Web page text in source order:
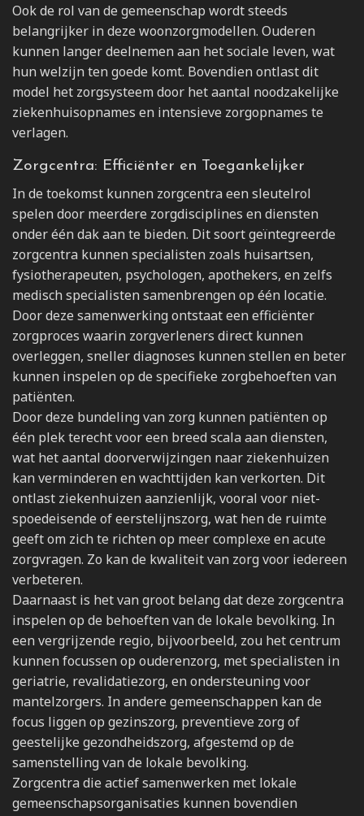
Ook de rol van de gemeenschap wordt steeds
belangrijker in deze woonzorgmodellen. Ouderen
kunnen langer deelnemen aan het sociale leven, wat
hun welzijn ten goede komt. Bovendien ontlast dit
model het zorgsysteem door het aantal noodzakelijke
ziekenhuisopnames en intensieve zorgopnames te
verlagen.
Zorgcentra: Efficiënter en Toegankelijker
In de toekomst kunnen zorgcentra een sleutelrol
spelen door meerdere zorgdisciplines en diensten
onder één dak aan te bieden. Dit soort geïntegreerde
zorgcentra kunnen specialisten zoals huisartsen,
fysiotherapeuten, psychologen, apothekers, en zelfs
medisch specialisten samenbrengen op één locatie.
Door deze samenwerking ontstaat een efficiënter
zorgproces waarin zorgverleners direct kunnen
overleggen, sneller diagnoses kunnen stellen en beter
kunnen inspelen op de specifieke zorgbehoeften van
patiënten.
Door deze bundeling van zorg kunnen patiënten op
één plek terecht voor een breed scala aan diensten,
wat het aantal doorverwijzingen naar ziekenhuizen
kan verminderen en wachttijden kan verkorten. Dit
ontlast ziekenhuizen aanzienlijk, vooral voor niet-
spoedeisende of eerstelijnszorg, wat hen de ruimte
geeft om zich te richten op meer complexe en acute
zorgvragen. Zo kan de kwaliteit van zorg voor iedereen
verbeteren.
Daarnaast is het van groot belang dat deze zorgcentra
inspelen op de behoeften van de lokale bevolking. In
een vergrijzende regio, bijvoorbeeld, zou het centrum
kunnen focussen op ouderenzorg, met specialisten in
geriatrie, revalidatiezorg, en ondersteuning voor
mantelzorgers. In andere gemeenschappen kan de
focus liggen op gezinszorg, preventieve zorg of
geestelijke gezondheidszorg, afgestemd op de
samenstelling van de lokale bevolking.
Zorgcentra die actief samenwerken met lokale
gemeenschapsorganisaties kunnen bovendien